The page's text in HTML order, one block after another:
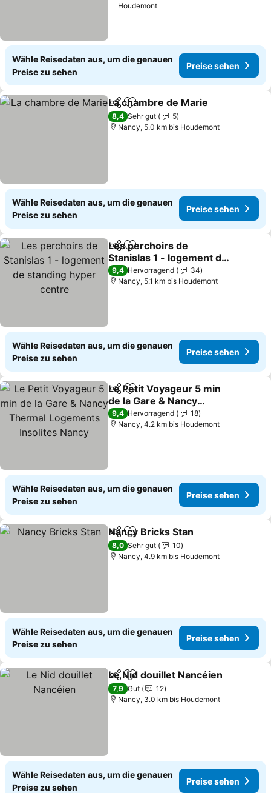
Houdemont
Wähle Reisedaten aus, um die genauen
Preise zu sehen
Preise sehen
TeilenZu Favoriten hinzufügen
La chambre de Marie
8,4 Sehr gut
5
Nancy, 5.0 km bis Houdemont
Wähle Reisedaten aus, um die genauen
Preise zu sehen
Preise sehen
TeilenZu Favoriten hinzufügen
Les perchoirs de
Stanislas 1 - logement de
standing hyper centre
9,4 Hervorragend
34
Nancy, 5.1 km bis Houdemont
Wähle Reisedaten aus, um die genauen
Preise zu sehen
Preise sehen
TeilenZu Favoriten hinzufügen
Le Petit Voyageur 5 min
de la Gare & Nancy
Thermal Logements
Insolites Nancy
9,4 Hervorragend
18
Nancy, 4.2 km bis Houdemont
Wähle Reisedaten aus, um die genauen
Preise zu sehen
Preise sehen
TeilenZu Favoriten hinzufügen
Nancy Bricks Stan
8,0 Sehr gut
10
Nancy, 4.9 km bis Houdemont
Wähle Reisedaten aus, um die genauen
Preise zu sehen
Preise sehen
TeilenZu Favoriten hinzufügen
Le Nid douillet Nancéien
7,9 Gut
12
Nancy, 3.0 km bis Houdemont
Wähle Reisedaten aus, um die genauen
Preise zu sehen
Preise sehen